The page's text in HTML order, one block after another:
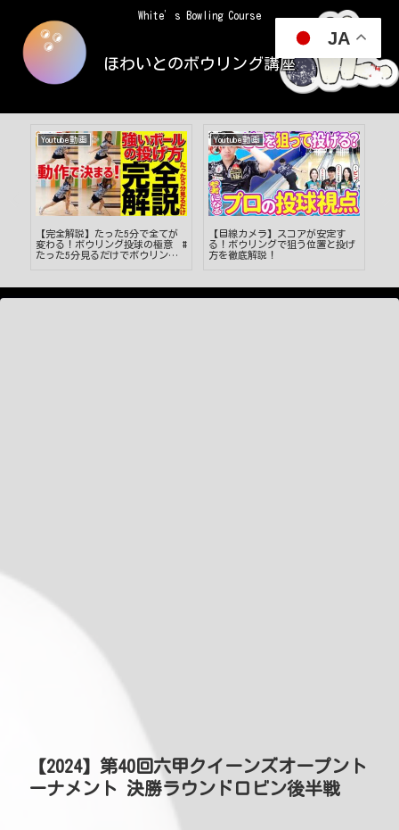
White’s Bowling Course
ほわいとのボウリング講座
Youtube動画
【完全解説】たった5分で全てが
変わる！ボウリング投球の極意 #
たった5分見るだけでボウリング
Youtube動画
【目線カメラ】スコアが安定す
る！ボウリングで狙う位置と投げ
方を徹底解説！
【2024】第40回六甲クイーンズオープント
ーナメント 決勝ラウンドロビン後半戦
JA